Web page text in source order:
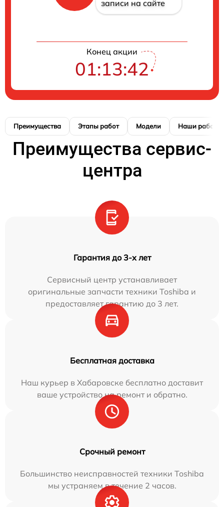
записи на сайте
Конец акции
01:13:41
Преимущества Этапы работ Модели Наши работы
Преимущества сервис-
центра
Гарантия до 3-х лет
Сервисный центр устанавливает
оригинальные запчасти техники Toshiba и
предоставляет гарантию до 3 лет.
Бесплатная доставка
Наш курьер в Хабаровске бесплатно доставит
ваше устройство на ремонт и обратно.
Срочный ремонт
Большинство неисправностей техники Toshiba
мы устраняем в течение 2 часов.